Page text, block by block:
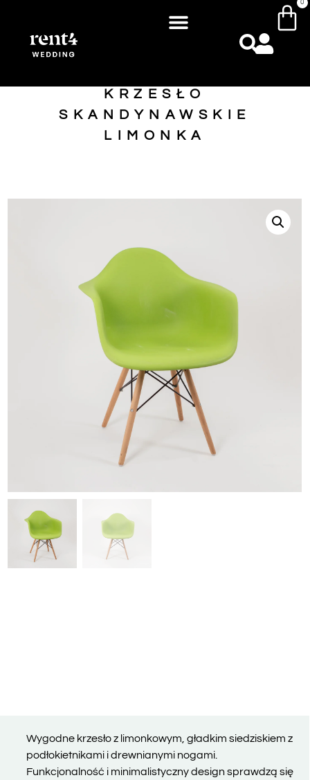
0
KRZESŁO
SKANDYNAWSKIE
LIMONKA
Wygodne krzesło z limonkowym, gładkim siedziskiem z
podłokietnikami i drewnianymi nogami.
Funkcjonalność i minimalistyczny design sprawdzą się